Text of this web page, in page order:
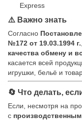
Express
⚠️ Важно знать
Согласно
№172 от 19.03.1994 г.
качества обмену и
касается всей
игрушки, бельё и
🔄 Что делать,
Если, несмотря на
с